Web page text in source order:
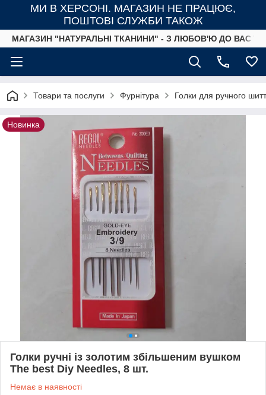
МИ В ХЕРСОНІ. МАГАЗИН НЕ ПРАЦЮЄ,
ПОШТОВІ СЛУЖБИ ТАКОЖ
МАГАЗИН "НАТУРАЛЬНІ ТКАНИНИ" - З ЛЮБОВ'Ю ДО ВАС
Товари та послуги Фурнітура Голки для ручного
Новинка
Голки ручні із золотим збільшеним вушком
The best Diy Needles, 8 шт.
Немає в наявності